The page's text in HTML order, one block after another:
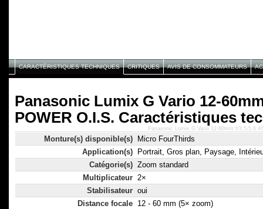
CARACTÉRISTIQUES TECHNIQUES CRITIQUES AVIS DE CONSOMMATEURS
Panasonic Lumix G Vario 12-
POWER O.I.S. Caractéristiques
Monture(s) disponible(s)
Micro FourThirds
Application(s)
Portrait, Gros plan, Paysage,
Catégorie(s) Zoom standard
Multiplicateur 2×
Stabilisateur oui
Distance focale 12 - 60 mm (5× zoom)
Panasonic Lumix G Vario 12-60mm f/3.5-5.6